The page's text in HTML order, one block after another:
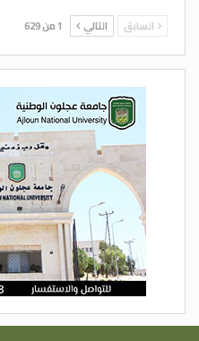
السابق التالي 1 من 629